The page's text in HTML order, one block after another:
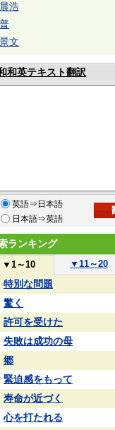
浩
文
和英テキスト翻訳
英語⇒日本語
日本語⇒英語
ランキング
▼ 1～10 ▼ 11～20
特別な問題
驚く
許可を受けた
失敗は成功の母
郷
緊迫感をもって
寿命が近づく
心を打たれる